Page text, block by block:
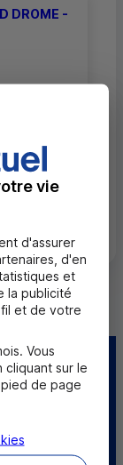
DROME -
caisse
vie
d'assurer
d'en
et
la publicité
et de votre
Vous
cliquant sur le
de page